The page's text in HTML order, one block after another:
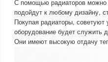
С помощью радиаторов можно
подойдут к любому дизайну,
Покупая радиаторы,
оборудование будет служить
Они имеют высокую отдачу